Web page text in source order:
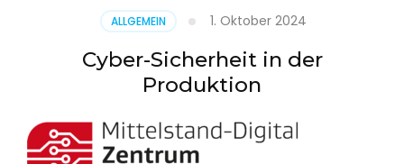
seinen
Lagebericht
zur
in
Deutschland
ALLGEMEIN 1. Oktober 2024
Cyber-Sicherheit in der
Produktion